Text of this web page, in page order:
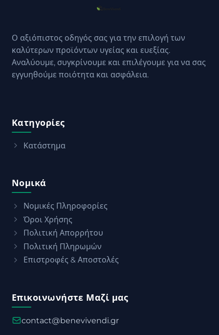
Ο αξιόπιστος οδηγός σας για την επιλογή των
καλύτερων προϊόντων υγείας και ευεξίας.
Αναλύουμε, συγκρίνουμε και επιλέγουμε για να σας
εγγυηθούμε ποιότητα και ασφάλεια.
Κατηγορίες
Κατάστημα
Νομικά
Νομικές Πληροφορίες
Όροι Χρήσης
Πολιτική Απορρήτου
Πολιτική Πληρωμών
Επιστροφές & Αποστολές
Επικοινωνήστε Μαζί μας
contact@benevivendi.gr